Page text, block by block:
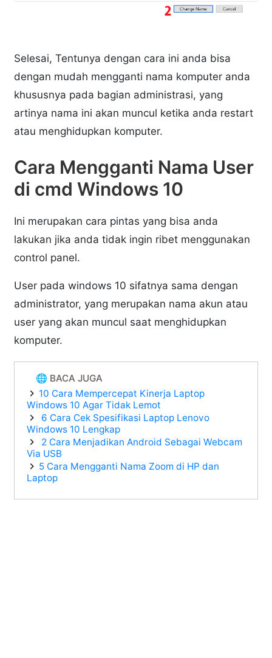
Selesai, Tentunya dengan cara ini anda bisa
dengan mudah mengganti nama komputer anda
khususnya pada bagian administrasi, yang
artinya nama ini akan muncul ketika anda restart
atau menghidupkan komputer.
Cara Mengganti Nama User
di cmd Windows 10
Ini merupakan cara pintas yang bisa anda
lakukan jika anda tidak ingin ribet menggunakan
control panel.
User pada windows 10 sifatnya sama dengan
administrator, yang merupakan nama akun atau
user yang akan muncul saat menghidupkan
komputer.
🌐 BACA JUGA
10 Cara Mempercepat Kinerja Laptop
Windows 10 Agar Tidak Lemot
6 Cara Cek Spesifikasi Laptop Lenovo
Windows 10 Lengkap
2 Cara Menjadikan Android Sebagai Webcam
Via USB
5 Cara Mengganti Nama Zoom di HP dan
Laptop